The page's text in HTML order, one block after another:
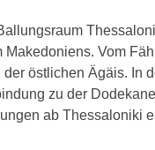
Vom
östlichen Ägäis. In
zu der
ab Thessaloniki